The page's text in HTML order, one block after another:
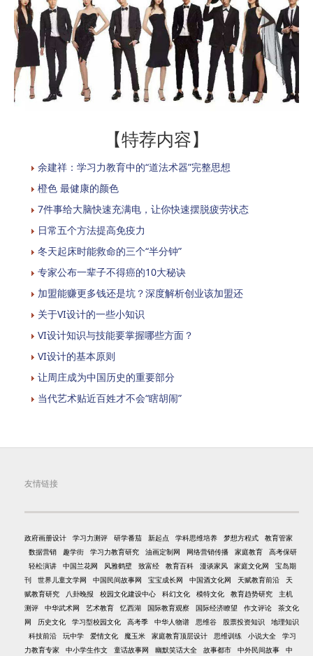
【特荐内容】
余建祥：学习力教育中的“道法术器”完整思想
橙色 最健康的颜色
7件事给大脑快速充满电，让你快速摆脱疲劳状态
日常五个方法提高免疫力
冬天起床时能救命的三个“半分钟”
专家公布一辈子不得癌的10大秘诀
加盟能赚更多钱还是坑？深度解析创业该加盟还
关于VI设计的一些小知识
VI设计知识与技能要掌握哪些方面？
VI设计的基本原则
让周庄成为中国历史的重要部分
当代艺术贴近百姓才不会“瞎胡闹”
友情链接
政府画册设计 学习力测评 研学番茄 新起点 学科思维培养 梦想方程式
教育管家
数据营销
趣学街 学习力教育研究 油画定制网 网络营销传播 家庭教育
高考保研
轻松演讲
中国兰花网 风雅鹤壁 致富经 教育百科 漫谈家风 家庭文化网
宝岛期
刊
世界儿童文学网 中国民间故事网 宝宝成长网 中国酒文化网 天赋教育前沿
天
赋教育研究
八卦晚报 校园文化建设中心 科幻文化 模特文化 教育趋势研究
主机
测评
中华武术网 艺术教育 忆西湖 国际教育观察 国际经济瞭望 作文评论
茶文化
网
历史文化 学习型校园文化 高考季 中华人物谱 思维谷 股票投资知识
地理知识
科技前沿
玩中学 爱情文化 魔玉米 家庭教育顶层设计 思维训练 小说大全
学习
力教育专家
中小学生作文 童话故事网 幽默笑话大全 故事都市 中外民间故事 中